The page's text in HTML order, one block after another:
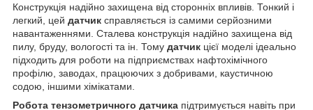
Конструкція надійно захищена від сторонніх впливів. Тонкий і
легкий, цей датчик справляється із самими серйозними
навантаженнями. Сталева конструкція надійно захищена від
пилу, бруду, вологості та ін. Тому датчик цієї моделі ідеально
підходить для роботи на підприємствах нафтохімічного
профілю, заводах, працюючих з добривами, каустичною
содою, іншими хімікатами.
Робота тензометричного датчика підтримується навіть при